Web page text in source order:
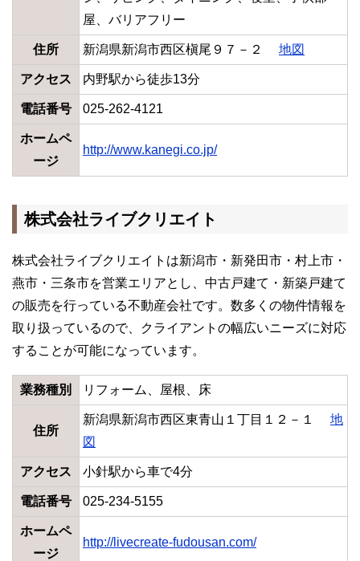
屋、バリアフリー
住所 新潟県新潟市西区槇尾９７－２ 地図
アクセス 内野駅から徒歩13分
電話番号 025-262-4121
ホームペ
ージ
http://www.kanegi.co.jp/
株式会社ライブクリエイト
株式会社ライブクリエイトは新潟市・新発田市・村上市・
燕市・三条市を営業エリアとし、中古戸建て・新築戸建て
の販売を行っている不動産会社です。数多くの物件情報を
取り扱っているので、クライアントの幅広いニーズに対応
することが可能になっています。
業務種別 リフォーム、屋根、床
住所
新潟県新潟市西区東青山１丁目１２－１ 地
図
アクセス 小針駅から車で4分
電話番号 025-234-5155
ホームペ
ージ
http://livecreate-fudousan.com/